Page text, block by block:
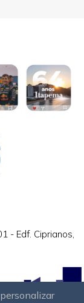
- Edf. Ciprianos,